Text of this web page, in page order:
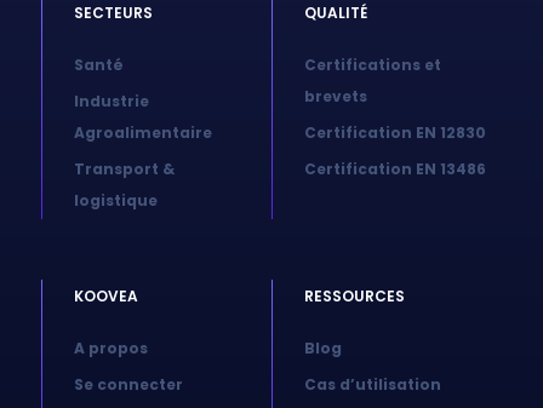
SECTEURS
Santé
Industrie
Agroalimentaire
Transport &
logistique
QUALITÉ
Certifications et
brevets
Certification EN 12830
Certification EN 13486
KOOVEA
A propos
Se connecter
RESSOURCES
Blog
Cas d’utilisation